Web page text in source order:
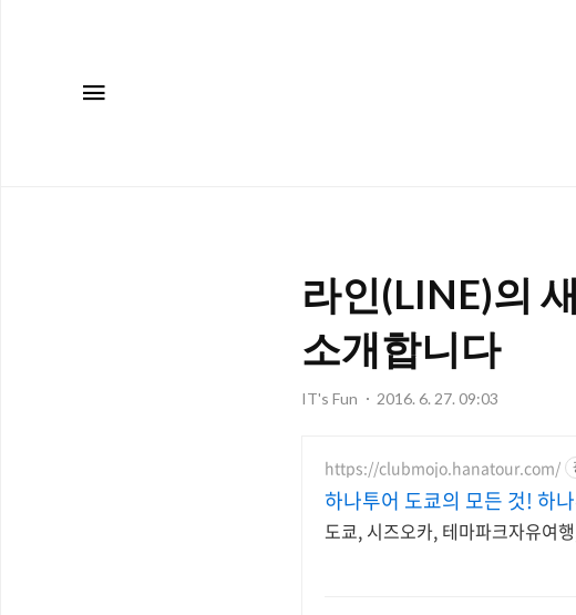
라인(LINE)의
소개합니다
IT's Fun 2016. 6. 27. 09:03
https://clubmojo.hanatour.com/
하나투어 도쿄의 모든 것! 하
도쿄, 시즈오카, 테마파크자유여